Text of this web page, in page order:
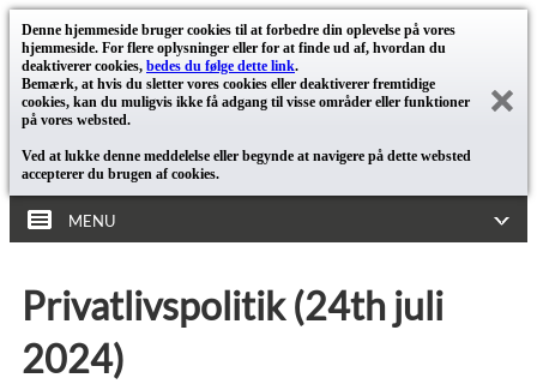
Denne hjemmeside bruger cookies til at forbedre din oplevelse på vores
hjemmeside. For flere oplysninger eller for at finde ud af, hvordan du
deaktiverer cookies, bedes du følge dette link.
Bemærk, at hvis du sletter vores cookies eller deaktiverer fremtidige
cookies, kan du muligvis ikke få adgang til visse områder eller funktioner
på vores websted.
Ved at lukke denne meddelelse eller begynde at navigere på dette websted
accepterer du brugen af cookies.
MENU
Privatlivspolitik (24th juli
2024)